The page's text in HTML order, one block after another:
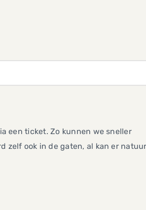
een ticket. Zo kunnen we sneller
zelf ook in de gaten, al kan er